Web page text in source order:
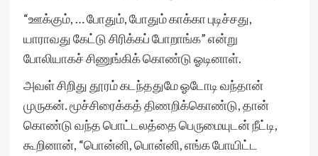
“ஊக்கும், … போதும், போதும் காக்கா புடிச்சது,
யாராவது கேட்டு சிரிக்கப் போறாங்க” என்று
போலியாகச் சிணுங்கிக் கொண்டு ஓடினாள்.
அவள் சிறிது தூரம் கடந்ததுமே ஓடோடி வந்தான்
முருகன். மூச்சிரைக்கத் திணறிக்கொண்டு, தான்
கொண்டு வந்த பொட்டலத்தை பெருமையுடன் நீட்டி,
கூறினான், “பொன்னி, பொன்னி, எங்க போயிட்ட